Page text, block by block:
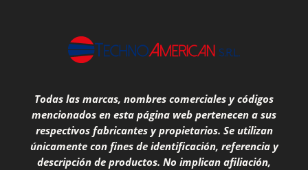
Todas las marcas, nombres comerciales y códigos
mencionados en esta página web pertenecen a sus
respectivos fabricantes y propietarios. Se utilizan
únicamente con fines de identificación, referencia y
descripción de productos. No implican afiliación,